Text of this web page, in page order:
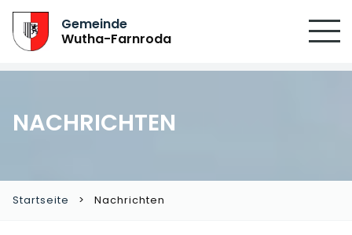
Gemeinde
Wutha-Farnroda
NACHRICHTEN
Startseite Nachrichten